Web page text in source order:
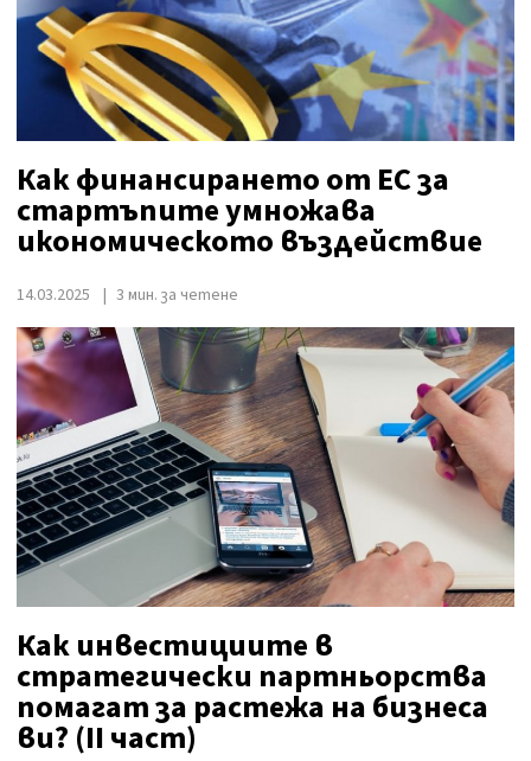
Как финансирането от ЕС за
стартъпите умножава
икономическото въздействие
14.03.2025 3 мин. за четене
Как инвестициите в
стратегически партньорства
помагат за растежа на бизнеса
ви? (II част)